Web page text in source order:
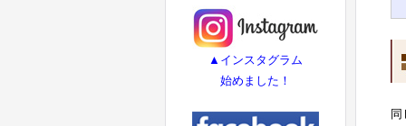
▲インスタグラム
始めました！